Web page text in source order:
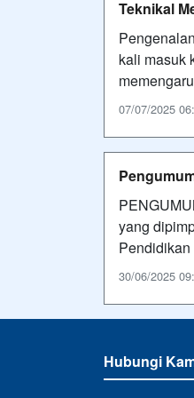
Teknikal
kali masuk
07/07/2025
yang
Pendidikan
30/06/2025
Hubungi